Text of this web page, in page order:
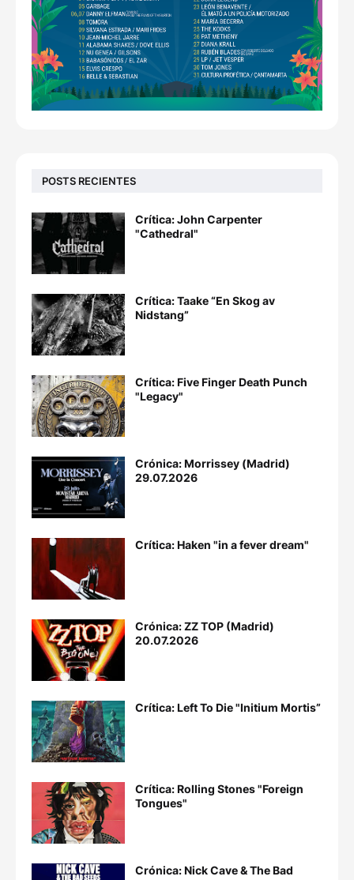
POSTS RECIENTES
Crítica: John Carpenter
"Cathedral"
Crítica: Taake “En Skog av
Nidstang”
Crítica: Five Finger Death Punch
"Legacy"
Crónica: Morrissey (Madrid)
29.07.2026
Crítica: Haken "in a fever dream"
Crónica: ZZ TOP (Madrid)
20.07.2026
Crítica: Left To Die "Initium Mortis”
Crítica: Rolling Stones "Foreign
Tongues"
Crónica: Nick Cave & The Bad